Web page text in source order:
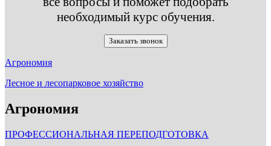
необходимый курс обучения.
Заказать звонок
Агрономия
Лесное и лесопарковое хозяйство
Агрономия
ПРОФЕССИОНАЛЬНАЯ ПЕРЕПОДГОТОВКА